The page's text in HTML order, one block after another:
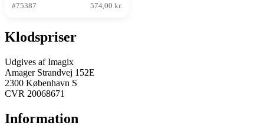
#75387
574,00 kr.
Klodspriser
Udgives af Imagix
Amager Strandvej 152E
2300 København S
CVR 20068671
Information